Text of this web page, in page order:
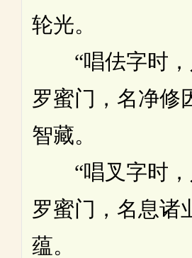
轮光。
“唱佉字时，
罗蜜门，名净修
智藏。
“唱叉字时，
罗蜜门，名息诸
蕴。